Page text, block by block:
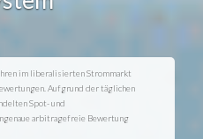
im liberalisierten Strommarkt
Aufgrund der täglichen
Spot- und
arbitragefreie Bewertung